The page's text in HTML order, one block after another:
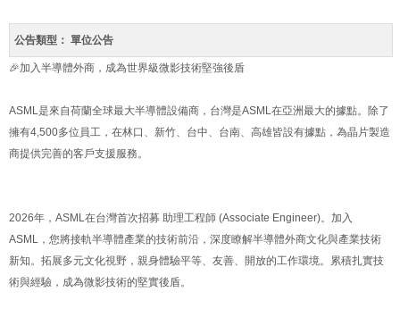
公告類型： 單位公告
🎉加入半導體外商，成為世界級微影技術堅強後盾
ASML是來自荷蘭全球最大半導體設備商，台灣是ASML在亞洲最大的據點。除了
擁有4,500多位員工，在林口、新竹、台中、台南、高雄皆設有據點，為晶片製造
商提供完善的客戶支援服務。
2026年，ASML在台灣首次招募 助理工程師 (Associate Engineer)。加入
ASML，您將接軌半導體產業的技術前沿，深度瞭解半導體外商文化與產業技術
新知。拓展多元文化視野，親身體驗平等、友善、開放的工作環境。累積扎實技
術與經驗，成為微影技術的堅實後盾。